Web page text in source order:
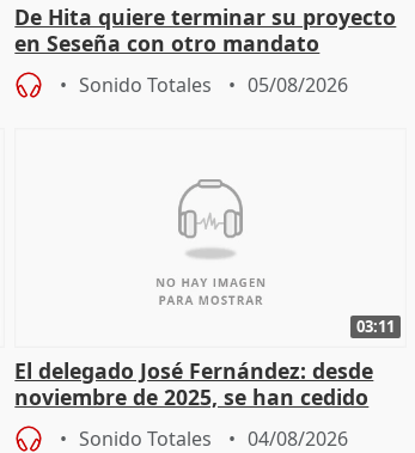
De Hita quiere terminar su proyecto
en Seseña con otro mandato
Sonido Totales 05/08/2026
03:11
El delegado José Fernández: desde
noviembre de 2025, se han cedido
9.810 ayudas por nacimiento
Sonido Totales 04/08/2026